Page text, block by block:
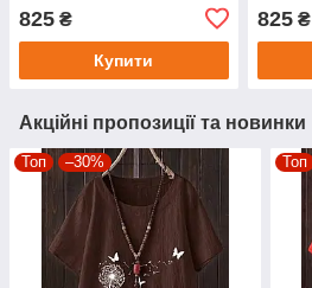
825 ₴
Купити
825₴
Акційні пропозиції та новинки
Топ –30% Топ